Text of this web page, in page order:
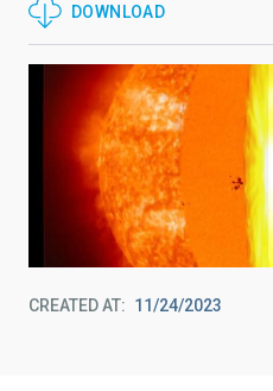
DOWNLOAD
CREATED AT 11/24/2023